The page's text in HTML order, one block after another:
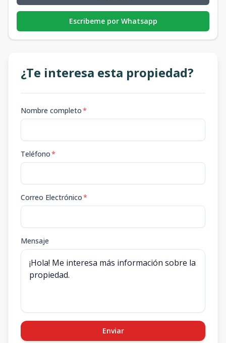
Escribeme por Whatsapp
¿Te interesa esta propiedad?
Nombre completo*
Teléfono*
Correo Electrónico*
Mensaje
Enviar